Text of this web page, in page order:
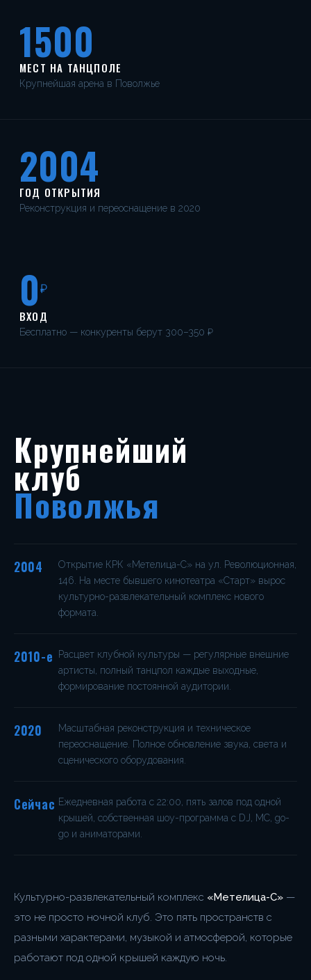
1500
МЕСТ НА ТАНЦПОЛЕ
Крупнейшая арена в Поволжье
2004
ГОД ОТКРЫТИЯ
Реконструкция и переоснащение в 2020
0₽
ВХОД
Бесплатно — конкуренты берут 300–350 ₽
Крупнейший
клуб
Поволжья
2004
Открытие КРК «Метелица-С» на ул. Революционная,
146. На месте бывшего кинотеатра «Старт» вырос
культурно-развлекательный комплекс нового
формата.
2010-е
Расцвет клубной культуры — регулярные внешние
артисты, полный танцпол каждые выходные,
формирование постоянной аудитории.
2020
Масштабная реконструкция и техническое
переоснащение. Полное обновление звука, света и
сценического оборудования.
Сейчас Ежедневная работа с 22:00, пять залов под одной
крышей, собственная шоу-программа с DJ, MC, go-
go и аниматорами.
Культурно-развлекательный комплекс «Метелица-С» —
это не просто ночной клуб. Это пять пространств с
разными характерами, музыкой и атмосферой, которые
работают под одной крышей каждую ночь.